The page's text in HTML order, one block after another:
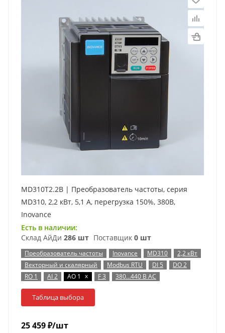
MD310T2.2B | Преобразователь частоты, серия
MD310, 2,2 кВт, 5,1 А, перегрузка 150%, 380B,
Inovance
Есть в наличии:
Склад АйДи 286 шт Поставщик 0 шт
Преобразователь частоты Inovance MD310
2,2 кВт
Векторный и скалярный
Modbus RTU DI 5
DO 2
RO 1
AI 2 AO 1 x F 3 380…440 В AC
Таблица выбора
25 459₽/шт